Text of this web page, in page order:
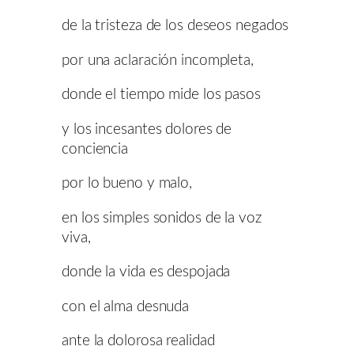
de la tristeza de los deseos negados
por una aclaración incompleta,
donde el tiempo mide los pasos
y los incesantes dolores de
conciencia
por lo bueno y malo,
en los simples sonidos de la voz
viva,
donde la vida es despojada
con el alma desnuda
ante la dolorosa realidad